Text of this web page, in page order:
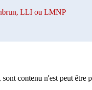
LLI ou LMNP
contenu n'est peut être